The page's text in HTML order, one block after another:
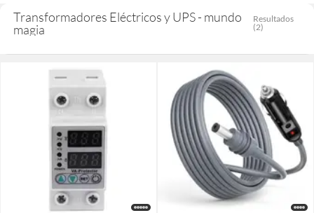
Transformadores Eléctricos y UPS - mundo
magia
Resultados
(2)